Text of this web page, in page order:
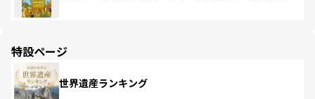
特設ページ
世界遺産ランキング